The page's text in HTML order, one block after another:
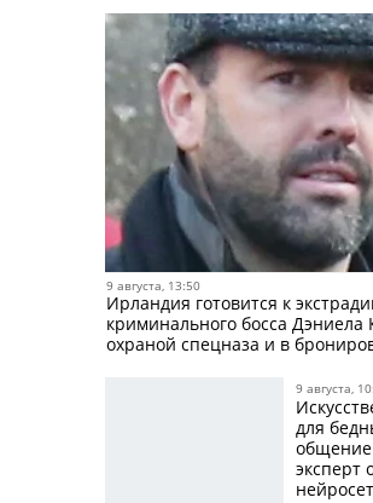
9 августа, 13:50
Ирландия готовится к
криминального босса Дэниела
охраной спецназа и в
9 августа,
для
общение
эксперт